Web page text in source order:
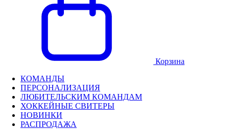
Корзина
КОМАНДЫ
ПЕРСОНАЛИЗАЦИЯ
ЛЮБИТЕЛЬСКИМ КОМАНДАМ
ХОККЕЙНЫЕ СВИТЕРЫ
НОВИНКИ
РАСПРОДАЖА